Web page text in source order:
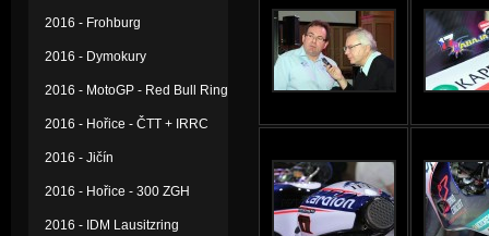
2016 - Frohburg
2016 - Dymokury
2016 - MotoGP - Red Bull Ring
2016 - Hořice - ČTT + IRRC
2016 - Jičín
2016 - Hořice - 300 ZGH
2016 - IDM Lausitzring